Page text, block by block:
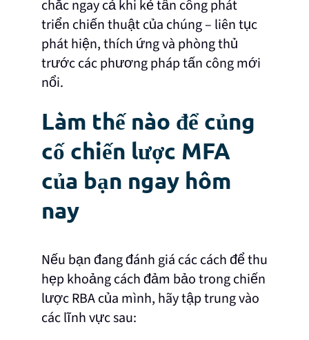
chắc ngay cả khi kẻ tấn công phát
triển chiến thuật của chúng – liên tục
phát hiện, thích ứng và phòng thủ
trước các phương pháp tấn công mới
nổi.
Làm thế nào để củng
cố chiến lược MFA
của bạn ngay hôm
nay
Nếu bạn đang đánh giá các cách để thu
hẹp khoảng cách đảm bảo trong chiến
lược RBA của mình, hãy tập trung vào
các lĩnh vực sau: